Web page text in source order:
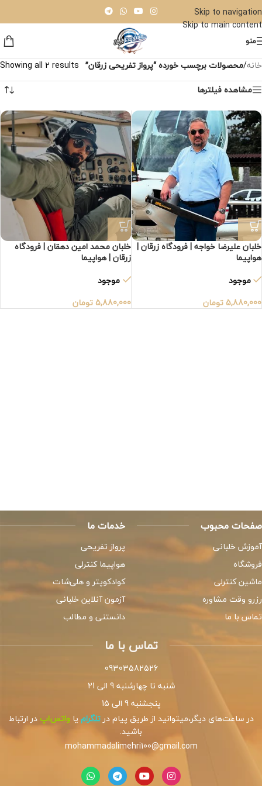
Skip to navigation
Skip to main content
منو
خانه/محصولات برچسب خورده “پرواز تفریحی زرقان” Showing all 2 results
مشاهده فیلترها
خلبان علیرضا خواجه | فرودگاه زرقان |
هواپیما
موجود
5,880,000 تومان
خلبان محمد امین دهقان | فرودگاه
زرقان | هواپیما
موجود
5,880,000 تومان
صفحات محبوب
آموزش خلبانی
فروشگاه
ماشین کنترلی
رزرو وقت مشاوره
تماس با ما
خدمات ما
پرواز تفریحی
هواپیما کنترلی
کوادکوپتر و هلی‌شات
آزمون آنلاین خلبانی
دانستنی و مطالب
تماس با ما
09303582526
شنبه تا چهارشنبه 9 الی 21
پنجشنبه 9 الی 15
در ساعت‌های دیگر،میتوانید از طریق پیام درتلگرام یاواتس‌اپدر ارتباط
باشید.
mohammadalimehri100@gmail.com